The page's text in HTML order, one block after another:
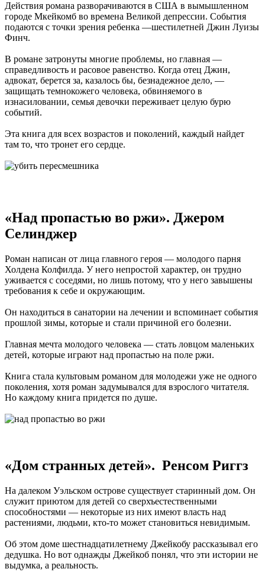
Действия романа разворачиваются в США в вымышленном
городе Мкейкомб во времена Великой депрессии. События
подаются с точки зрения ребенка —шестилетней Джин Луизы
Финч.
В романе затронуты многие проблемы, но главная —
справедливость и расовое равенство. Когда отец Джин,
адвокат, берется за, казалось бы, безнадежное дело, —
защищать темнокожего человека, обвиняемого в
изнасиловании, семья девочки переживает целую бурю
событий.
Эта книга для всех возрастов и поколений, каждый найдет
там то, что тронет его сердце.
«Над пропастью во ржи». Джером
Селинджер
Роман написан от лица главного героя — молодого парня
Холдена Колфилда. У него непростой характер, он трудно
уживается с соседями, но лишь потому, что у него завышены
требования к себе и окружающим.
Он находиться в санатории на лечении и вспоминает события
прошлой зимы, которые и стали причиной его болезни.
Главная мечта молодого человека — стать ловцом маленьких
детей, которые играют над пропастью на поле ржи.
Книга стала культовым романом для молодежи уже не одного
поколения, хотя роман задумывался для взрослого читателя.
Но каждому книга придется по душе.
«Дом странных детей». Ренсом Риггз
На далеком Уэльском острове существует старинный дом. Он
служит приютом для детей со сверхъестественными
способностями — некоторые из них имеют власть над
растениями, людьми, кто-то может становиться невидимым.
Об этом доме шестнадцатилетнему Джейкобу рассказывал его
дедушка. Но вот однажды Джейкоб понял, что эти истории не
выдумка, а реальность.